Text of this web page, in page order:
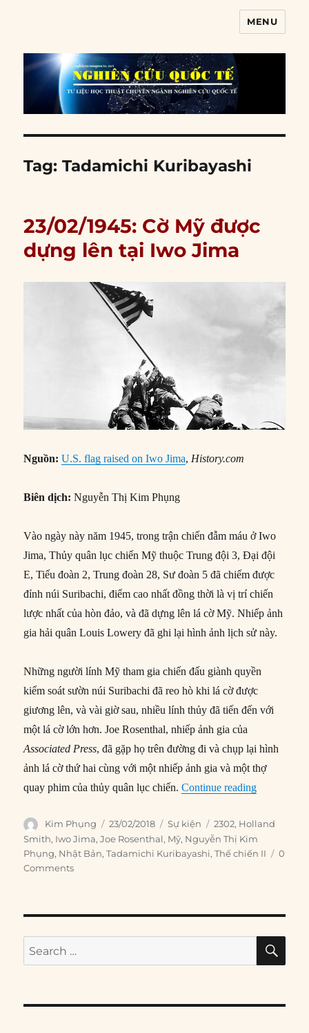
MENU
Tag:Tadamichi Kuribayashi
23/02/1945: Cờ Mỹ được
dựng lên tại Iwo Jima
Nguồn: U.S. flag raised on Iwo Jima,History.com
Biên dịch: Nguyễn Thị Kim Phụng
Vào ngày này năm 1945, trong trận chiến đẫm máu ở Iwo
Jima, Thủy quân lục chiến Mỹ thuộc Trung đội 3, Đại đội
E, Tiểu đoàn 2, Trung đoàn 28, Sư đoàn 5 đã chiếm được
đỉnh núi Suribachi, điểm cao nhất đồng thời là vị trí chiến
lược nhất của hòn đảo, và đã dựng lên lá cờ Mỹ. Nhiếp ảnh
gia hải quân Louis Lowery đã ghi lại hình ảnh lịch sử này.
Những người lính Mỹ tham gia chiến đấu giành quyền
kiểm soát sườn núi Suribachi đã reo hò khi lá cờ được
giương lên, và vài giờ sau, nhiều lính thủy đã tiến đến với
một lá cờ lớn hơn. Joe Rosenthal, nhiếp ảnh gia của
Associated Press, đã gặp họ trên đường đi và chụp lại hình
ảnh lá cờ thứ hai cùng với một nhiếp ảnh gia và một thợ
quay phim của thủy quân lục chiến.Continue reading“23/02/
Author
Kim Phụng
Posted
on
23/02/2018 Categories
Sự kiện Tags
2302, Holland
Smith, Iwo Jima,Joe Rosenthal, Mỹ, Nguyễn Thị Kim
Phụng, Nhật Bản,Tadamichi Kuribayashi,Thế chiến II
0
Comments
Search
for: